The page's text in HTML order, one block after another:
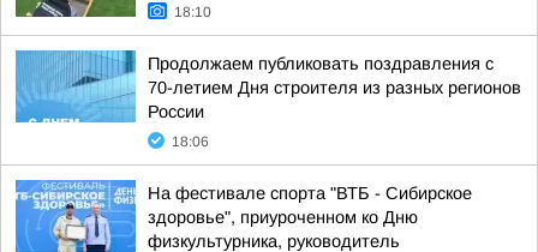
18:10
Продолжаем публиковать поздравления с
70-летием Дня строителя из разных регионов
России
18:06
На фестивале спорта "ВТБ - Сибирское
здоровье", приуроченном ко Дню
физкультурника, руководитель